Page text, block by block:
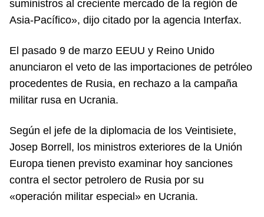
suministros al creciente mercado de la región de
Asia-Pacífico», dijo citado por la agencia Interfax.
El pasado 9 de marzo EEUU y Reino Unido
anunciaron el veto de las importaciones de petróleo
procedentes de Rusia, en rechazo a la campaña
militar rusa en Ucrania.
Según el jefe de la diplomacia de los Veintisiete,
Josep Borrell, los ministros exteriores de la Unión
Europa tienen previsto examinar hoy sanciones
contra el sector petrolero de Rusia por su
«operación militar especial» en Ucrania.